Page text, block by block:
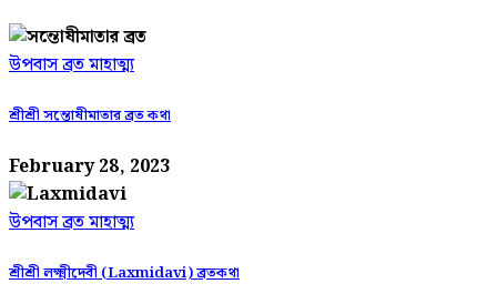
উপবাস ব্রত মাহাত্ম্য
শ্রীশ্রী সন্তোষীমাতার ব্রত কথা
February 28, 2023
উপবাস ব্রত মাহাত্ম্য
শ্রীশ্রী লক্ষ্মীদেবী (Laxmidavi) ব্রতকথা